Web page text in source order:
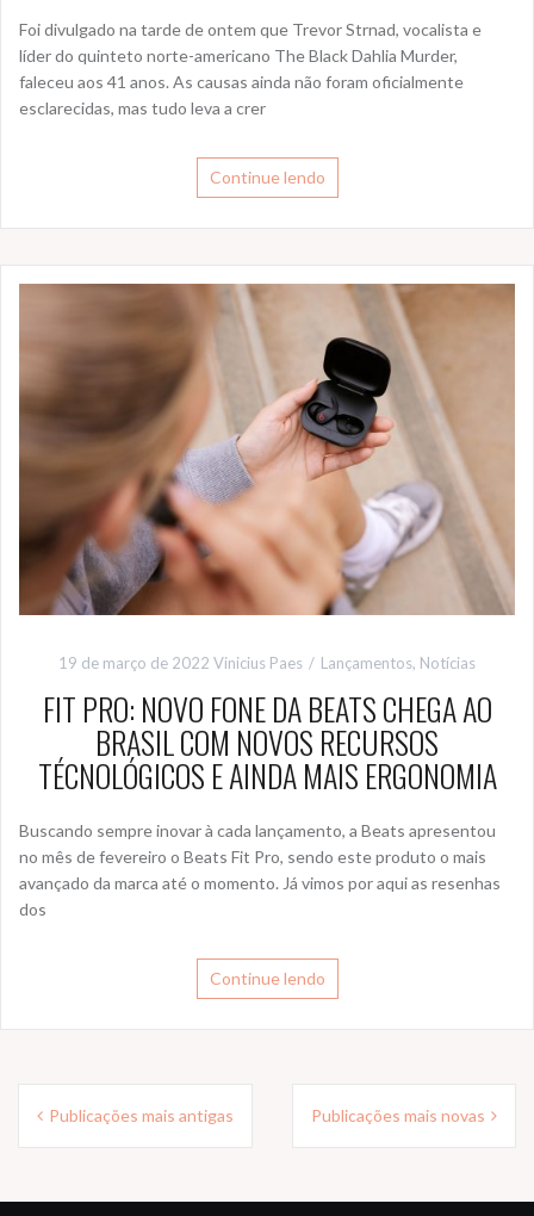
Foi divulgado na tarde de ontem que Trevor Strnad, vocalista e
líder do quinteto norte-americano The Black Dahlia Murder,
faleceu aos 41 anos. As causas ainda não foram oficialmente
esclarecidas, mas tudo leva a crer
Continue lendo
19 de março de 2022 Vinicius Paes Lançamentos, Notícias
FIT PRO: NOVO FONE DA BEATS CHEGA AO
BRASIL COM NOVOS RECURSOS
TÉCNOLÓGICOS E AINDA MAIS ERGONOMIA
Buscando sempre inovar à cada lançamento, a Beats apresentou
no mês de fevereiro o Beats Fit Pro, sendo este produto o mais
avançado da marca até o momento. Já vimos por aqui as resenhas
dos
Continue lendo
Navegação
Publicações mais antigas Publicações mais novas